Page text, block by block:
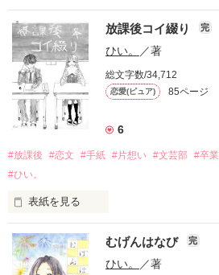
×
榎本 晴也(えのもと はるや)
人気者男子
＊
円満破局
( 傷つき、傷つけないために。)
＊
*表紙作成…20170907
*執筆開始…20170908
*執筆終了…20170911
*表紙公開…20170912
*更新開始…20170920
*更新終了…20170929
肉をえぐるように
削れた消しゴムは
作品を読む
○
°
⚪︎
・
Link:無炭酸サイダー
*執筆日時…20170916・17
*作品公開…20170918
もうちょっとだけ待っといて
°
炭酸の抜けたサイダーが
美味しくないように
うちの、この気持ちも
○
⚪︎
・
放課後コイ綴り 完
ひい。 ／著
総文字数/34,712
恋愛(ピュア) 85ページ
6
#放課後 #恋文 #手紙 #片想い #文芸部 #卒業
#ひい。
表紙を見る
むげんはなび 完
ひい。 ／著